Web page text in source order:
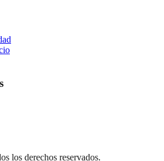
los derechos reservados.